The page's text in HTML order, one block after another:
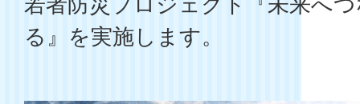
る』を実施します。